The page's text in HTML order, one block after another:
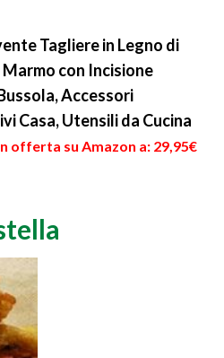
Tagliere in Legno di
Marmo con Incisione
Accessori
Casa, Utensili da Cucina
offerta su Amazon a: 29,95€